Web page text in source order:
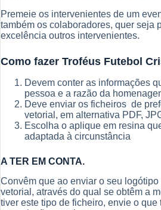
Premeie os intervenientes de um
também os colaboradores, quer seja
excelência outros intervenientes.
Como fazer Troféus Futebol
Devem conter as informações
pessoa e a razão da
Deve enviar os ficheiros de
vetorial, em alternativa PDF,
Escolha o aplique em resina
adaptada à circunstância
A TER EM CONTA.
Convêm que ao enviar o seu logótipo
vetorial, através do qual se obtêm a
tiver este tipo de ficheiro, envie o